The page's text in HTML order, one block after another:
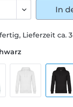
Lieferzeit ca.
In